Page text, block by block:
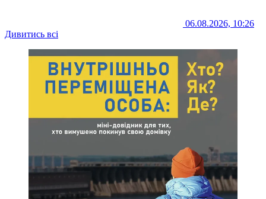
06.08.2026, 10:26
Дивитись всі